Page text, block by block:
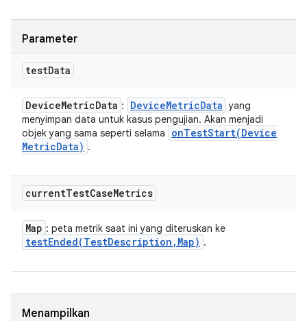
Parameter
testData
DeviceMetricData : DeviceMetricData yang
menyimpan data untuk kasus pengujian. Akan menjadi
objek yang sama seperti selama
onTestStart(Device
MetricData) .
currentTestCaseMetrics
Map : peta metrik saat ini yang diteruskan ke
testEnded(TestDescription , Map) .
Menampilkan